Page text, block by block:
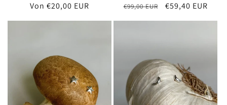
Normaler
Von €20,00 EUR
Normaler
€99,00 EUR Verkaufspreis
€59,40 EUR